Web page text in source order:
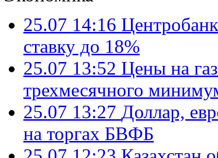
25.07 14:16
ставку до 18%
25.07 13:52 Цены на
трехмесячного
25.07 13:27 Доллар,
на торгах БВФБ